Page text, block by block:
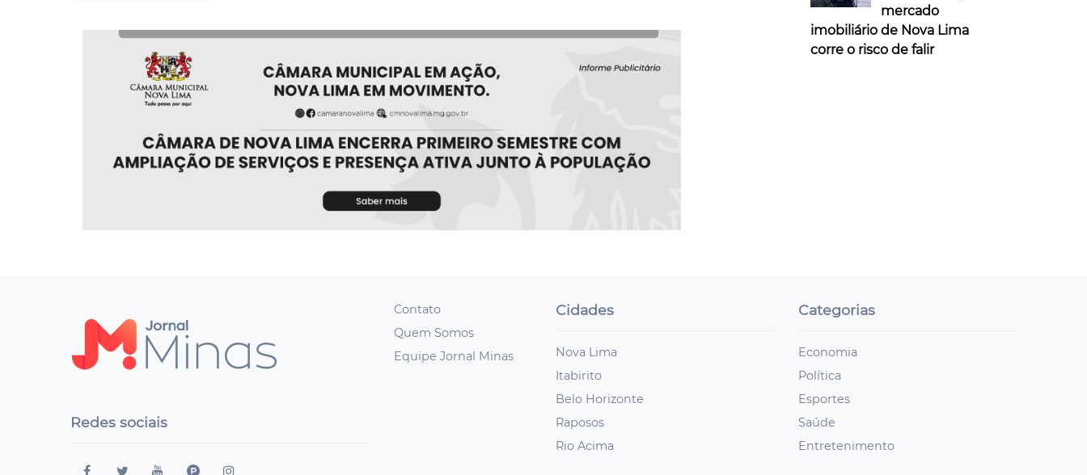
mercado
imobiliário de Nova Lima
corre o risco de falir
Redes sociais
Contato
Quem Somos
Equipe Jornal Minas
Cidades
Nova Lima
Itabirito
Belo Horizonte
Raposos
Rio Acima
Categorias
Economia
Política
Esportes
Saúde
Entretenimento